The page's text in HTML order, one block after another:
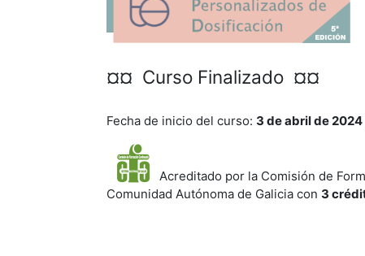
¤¤ Curso Finalizado ¤¤
Fecha de inicio del curso: 3 de abril de 2024
Acreditado por la Comisión de
Comunidad Autónoma de Galicia con 3